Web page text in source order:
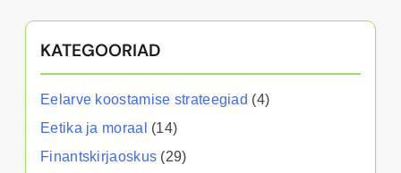
KATEGOORIAD
Eelarve koostamise strateegiad (4)
Eetika ja moraal
(14)
Finantskirjaoskus (29)